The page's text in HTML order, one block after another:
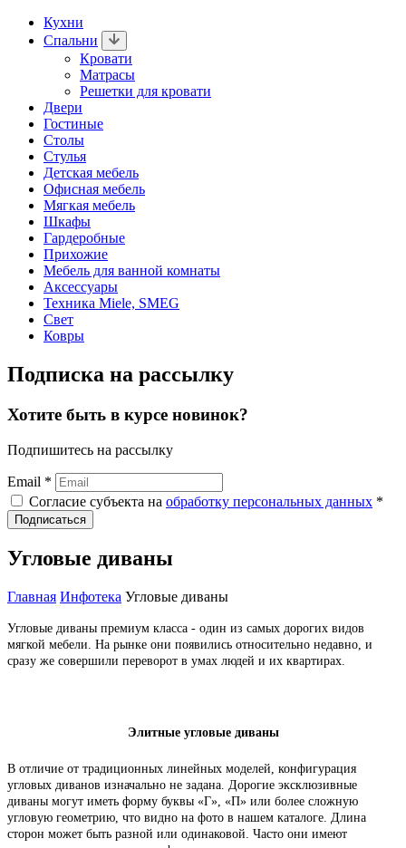
Кухни
Спальни
Кровати
Матрасы
Решетки для кровати
Двери
Гостиные
Столы
Стулья
Детская мебель
Офисная мебель
Мягкая мебель
Шкафы
Гардеробные
Прихожие
Мебель для ванной комнаты
Аксессуары
Техника Miele, SMEG
Свет
Ковры
Подписка на рассылку
Хотите быть в курсе новинок?
Подпишитесь на рассылку
Email *
Согласие субъекта на обработку персональных данных *
Подписаться
Угловые диваны
Главная Инфотека Угловые диваны
Угловые диваны премиум класса - один из самых дорогих видов
мягкой мебели. На рынке они появились относительно недавно, и
сразу же совершили переворот в умах людей и их квартирах.
Элитные угловые диваны
В отличие от традиционных линейных моделей, конфигурация
угловых диванов изначально не задана. Дорогие эксклюзивные
диваны могут иметь форму буквы «Г», «П» или более сложную
угловую геометрию, что видно на фото в нашем каталоге. Длина
сторон может быть разной или одинаковой. Часто они имеют